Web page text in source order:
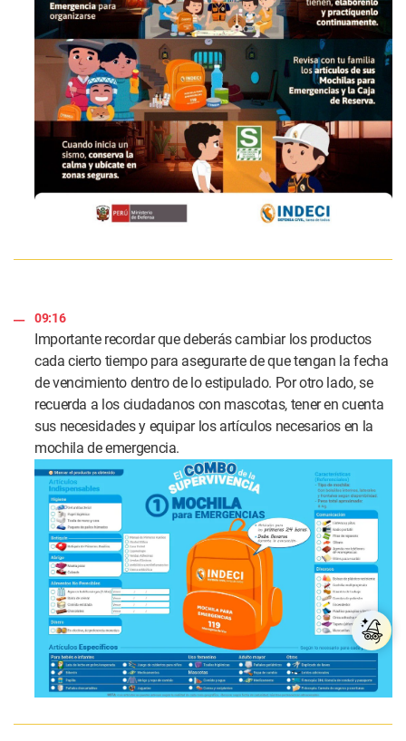
09:16
Importante recordar que deberás cambiar los productos
cada cierto tiempo para asegurarte de que tengan la fecha
de vencimiento dentro de lo estipulado. Por otro lado, se
recuerda a los ciudadanos con mascotas, tener en cuenta
sus necesidades y equipar los artículos necesarios en la
mochila de emergencia.